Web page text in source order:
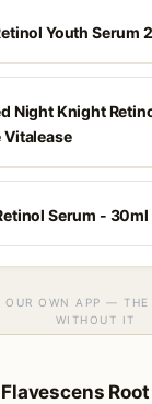
Youth Serum
Night Knight
Vitalease
Serum - 30ml
OUR OWN APP — THE
WITHOUT IT